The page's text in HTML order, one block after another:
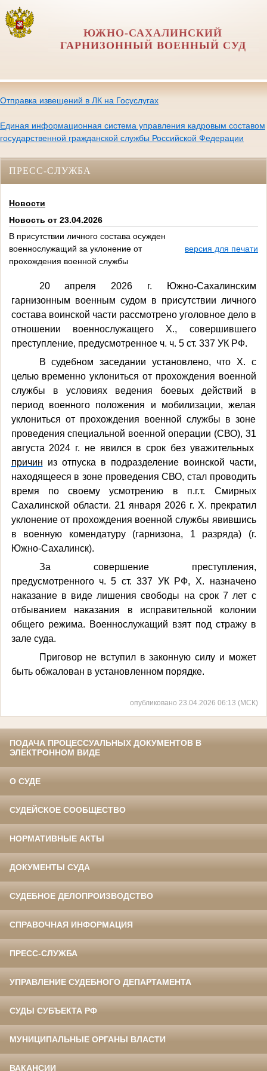
ЮЖНО-САХАЛИНСКИЙ
ГАРНИЗОННЫЙ ВОЕННЫЙ СУД
Отправка извещений в ЛК на Госуслугах
Единая информационная система управления кадровым составом
государственной гражданской службы Российской Федерации
ПРЕСС-СЛУЖБА
Новости
Новость от 23.04.2026
В присутствии личного состава осужден
военнослужащий за уклонение от
прохождения военной службы
версия для печати
20 апреля 2026 г. Южно-Сахалинским
гарнизонным военным судом в присутствии личного
состава воинской части рассмотрено уголовное дело в
отношении военнослужащего Х., совершившего
преступление, предусмотренное ч. ч. 5 ст. 337 УК РФ.
В судебном заседании установлено, что Х. с
целью временно уклониться от прохождения военной
службы в условиях ведения боевых действий в
период военного положения и мобилизации, желая
уклониться от прохождения военной службы в зоне
проведения специальной военной операции (СВО), 31
августа 2024 г. не явился в срок без уважительных
причин из отпуска в подразделение воинской части,
находящееся в зоне проведения СВО, стал проводить
время по своему усмотрению в п.г.т. Смирных
Сахалинской области. 21 января 2026 г. Х. прекратил
уклонение от прохождения военной службы явившись
в военную комендатуру (гарнизона, 1 разряда) (г.
Южно-Сахалинск).
За совершение преступления,
предусмотренного ч. 5 ст. 337 УК РФ, Х. назначено
наказание в виде лишения свободы на срок 7 лет с
отбыванием наказания в исправительной колонии
общего режима. Военнослужащий взят под стражу в
зале суда.
Приговор не вступил в законную силу и может
быть обжалован в установленном порядке.
опубликовано 23.04.2026 06:13 (МСК)
ПОДАЧА ПРОЦЕССУАЛЬНЫХ ДОКУМЕНТОВ В
ЭЛЕКТРОННОМ ВИДЕ
О СУДЕ
СУДЕЙСКОЕ СООБЩЕСТВО
НОРМАТИВНЫЕ АКТЫ
ДОКУМЕНТЫ СУДА
СУДЕБНОЕ ДЕЛОПРОИЗВОДСТВО
СПРАВОЧНАЯ ИНФОРМАЦИЯ
ПРЕСС-СЛУЖБА
УПРАВЛЕНИЕ СУДЕБНОГО ДЕПАРТАМЕНТА
СУДЫ СУБЪЕКТА РФ
МУНИЦИПАЛЬНЫЕ ОРГАНЫ ВЛАСТИ
ВАКАНСИИ